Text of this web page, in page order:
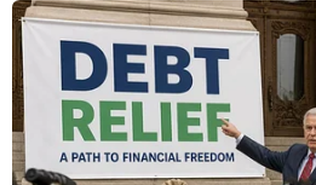
là nhân vật chủ chốt đứng
thờ vào ngày 28/1/2024.
Ngoài ra, Soltamatov cũng
cấp vũ khí sử dụng trong vụ
phạm đã bị MIT và cảnh